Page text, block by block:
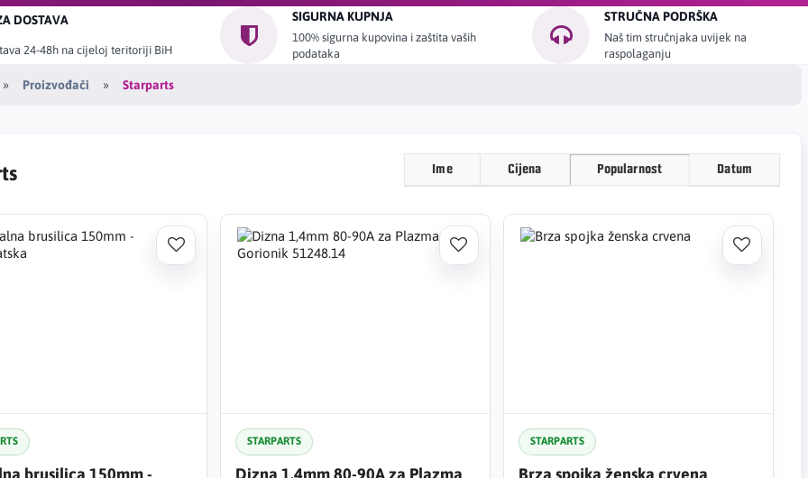
DOSTAVA
24-48h na cijeloj teritoriji BiH
SIGURNA KUPNJA
100% sigurna kupovina i zaštita vaših
podataka
STRUČNA PODRŠKA
Naš tim stručnjaka uvijek na
raspolaganju
Proizvođači Starparts
Ime Cijena Popularnost Datum
brusilica 150mm -
STARPARTS
Dizna 1,4mm 80-90A za Plazma
STARPARTS
Brza spojka ženska crvena